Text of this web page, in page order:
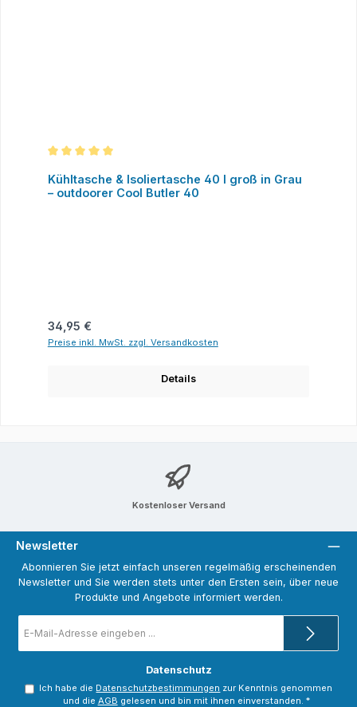
Kühltasche & Isoliertasche 40 l groß in Grau
– outdoorer Cool Butler 40
Regulärer Preis:
34,95 €
Preise inkl. MwSt. zzgl. Versandkosten
Details
Kostenloser Versand
Newsletter
Abonnieren Sie jetzt einfach unseren regelmäßig erscheinenden
Newsletter und Sie werden stets unter den Ersten sein, über neue
Produkte und Angebote informiert werden.
Mail-
Adresse
Datenschutz
Ich habe die Datenschutzbestimmungen zur Kenntnis genommen
und die AGB gelesen und bin mit ihnen einverstanden. *